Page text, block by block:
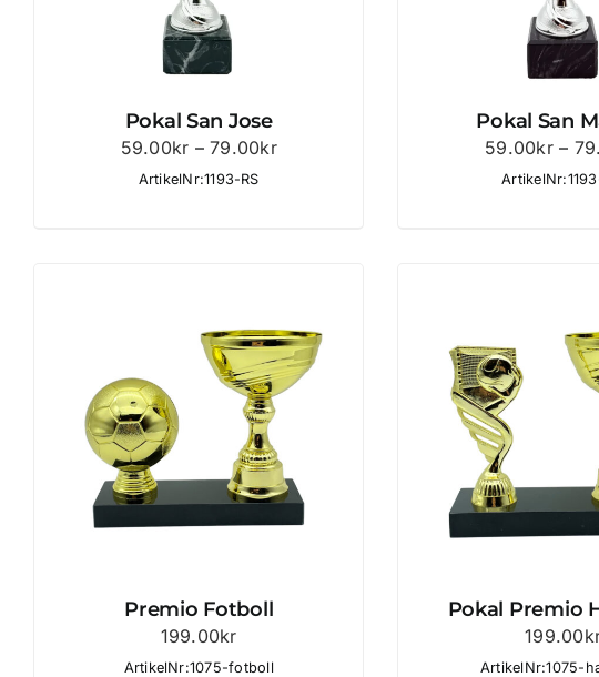
Pokal San Jose
59.00kr – 79.00krPrisintervall:
ArtikelNr:1193-RS
Pokal San
59.00kr –
Premio Fotboll
199.00kr
ArtikelNr:1075-fotboll
Pokal Premio
199.00
ArtikelNr:1075-